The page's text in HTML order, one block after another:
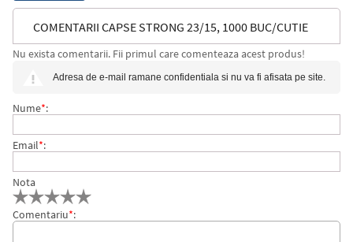
COMENTARII CAPSE STRONG 23/15, 1000 BUC/CUTIE
Nu exista comentarii. Fii primul care comenteaza acest produs!
Adresa de e-mail ramane confidentiala si nu va fi afisata pe site.
Nume*:
Email*:
Nota
Comentariu*: